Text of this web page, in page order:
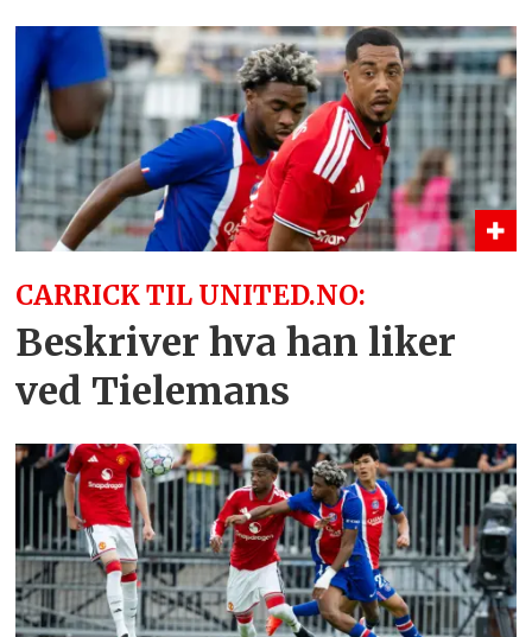
CARRICK TIL UNITED.NO:
Beskriver hva han liker
ved Tielemans